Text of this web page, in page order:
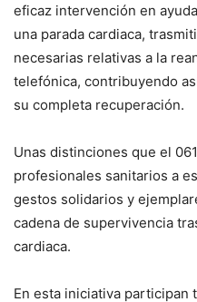
eficaz intervención en
una parada cardiaca,
necesarias relativas a la
telefónica, contribuyendo
su completa recuperación.
Unas distinciones que el
profesionales sanitarios a
gestos solidarios y
cadena de supervivencia
cardiaca.
En esta iniciativa participan